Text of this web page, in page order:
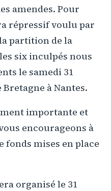
amendes. Pour
répressif voulu par
partition de la
six inculpés nous
le samedi 31
à Nantes.
importante et
encourageons à
mises en place
organisé le 31